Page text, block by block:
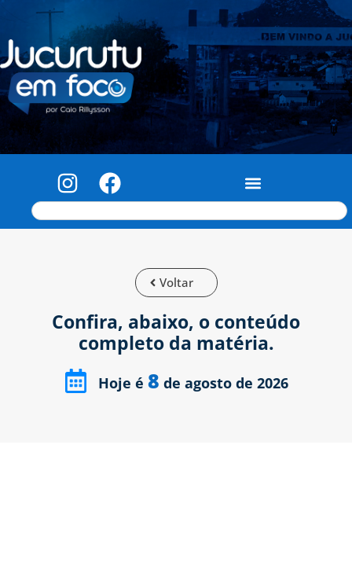
Voltar
Confira, abaixo, o conteúdo
completo da matéria.
Hoje é 8 de agosto de 2026